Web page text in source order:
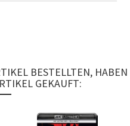
BESTELLTEN, HABEN
GEKAUFT: